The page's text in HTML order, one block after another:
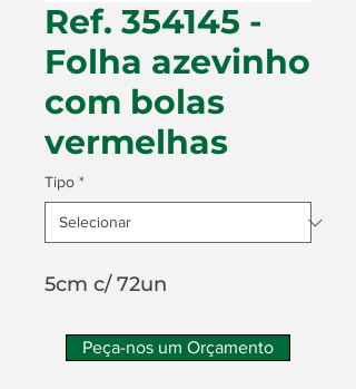
Ref. 354145 -
Folha azevinho
com bolas
vermelhas
Tipo *
5cm c/ 72un
Peça-nos um Orçamento